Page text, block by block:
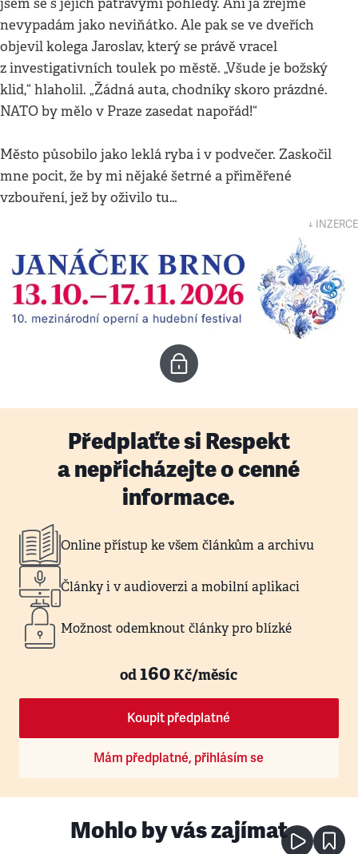
jsem se s jejich pátravými pohledy. Ani já zřejmě
nevypadám jako neviňátko. Ale pak se ve dveřích
objevil kolega Jaroslav, který se právě vracel
z investigativních toulek po městě. „Všude je božský
klid,“ hlaholil. „Žádná auta, chodníky skoro prázdné.
NATO by mělo v Praze zasedat napořád!“
Město působilo jako leklá ryba i v podvečer. Zaskočil
mne pocit, že by mi nějaké šetrné a přiměřené
vzbouření, jež by oživilo tu…
↓ INZERCE
Předplaťte si Respekt
a nepřicházejte o cenné
informace.
Online přístup ke všem článkům a archivu
Články i v audioverzi a mobilní aplikaci
Možnost odemknout články pro blízké
od160Kč/měsíc
Koupit předplatné
Mám předplatné, přihlásím se
Mohlo by vás zajímat